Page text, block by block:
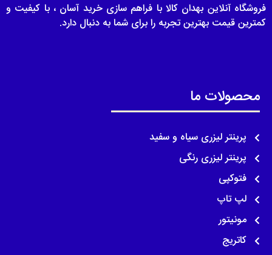
فروشگاه آنلاین بهدان کالا با فراهم سازی خرید آسان ، با کیفیت و
کمترین قیمت بهترین تجربه را برای شما به دنبال دارد.
محصولات ما
پرینتر لیزری سیاه و سفید
پرینتر لیزری رنگی
فتوکپی
لپ تاپ
مونیتور
کاتریج